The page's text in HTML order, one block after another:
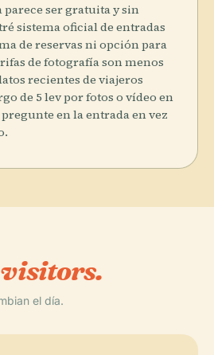
parece ser gratuita y sin
sistema oficial de entradas
de reservas ni opción para
de fotografía son menos
recientes de viajeros
de 5 lev por fotos o vídeo en
en la entrada en vez
visitors.
el día.